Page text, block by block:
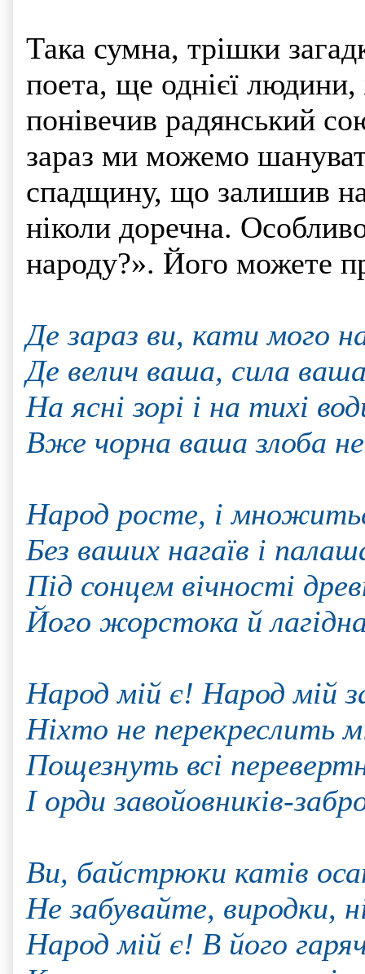
Така сумна, трішки
поета, ще однієї людини,
понівечив радянський
зараз ми можемо
спадщину, що залишив
ніколи доречна.
народу?». Його можете
Де зараз ви, кати мого
Де велич ваша, сила
На ясні зорі і на тихі
Вже чорна ваша злоба
Народ росте, і
Без ваших нагаїв і
Під сонцем вічності
Його жорстока й
Народ мій є! Народ мій
Ніхто не перекреслить
Пощезнуть всі
І орди завойовників-
Ви, байстрюки катів
Не забувайте, виродки,
Народ мій є! В його